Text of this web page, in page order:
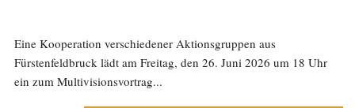
Eine Kooperation verschiedener Aktionsgruppen aus
Fürstenfeldbruck lädt am Freitag, den 26. Juni 2026 um 18 Uhr
ein zum Multivisionsvortrag...